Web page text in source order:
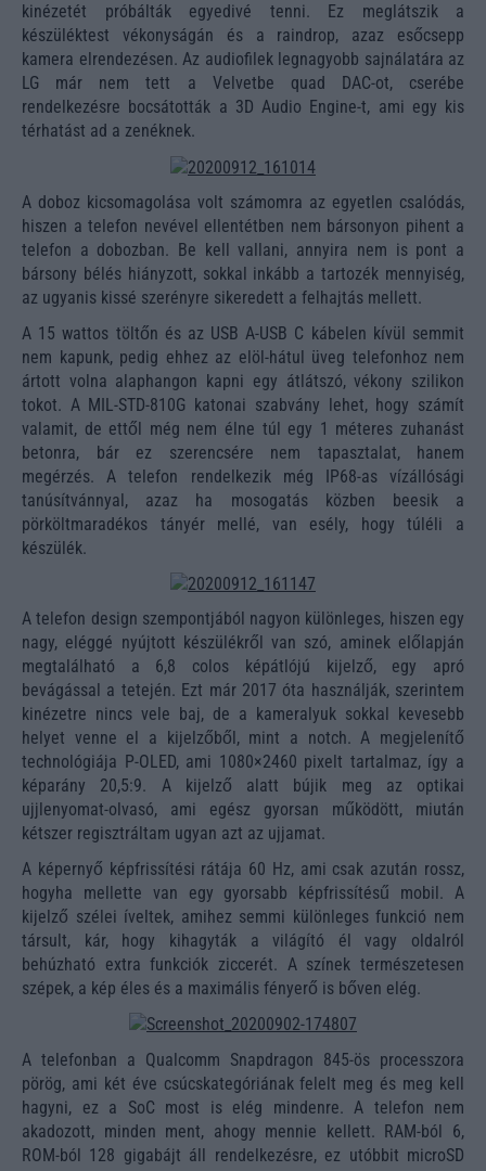
kinézetét próbálták egyedivé tenni. Ez meglátszik a
készüléktest vékonyságán és a raindrop, azaz esőcsepp
kamera elrendezésen. Az audiofilek legnagyobb sajnálatára az
LG már nem tett a Velvetbe quad DAC-ot, cserébe
rendelkezésre bocsátották a 3D Audio Engine-t, ami egy kis
térhatást ad a zenéknek.
A doboz kicsomagolása volt számomra az egyetlen csalódás,
hiszen a telefon nevével ellentétben nem bársonyon pihent a
telefon a dobozban. Be kell vallani, annyira nem is pont a
bársony bélés hiányzott, sokkal inkább a tartozék mennyiség,
az ugyanis kissé szerényre sikeredett a felhajtás mellett.
A 15 wattos töltőn és az USB A-USB C kábelen kívül semmit
nem kapunk, pedig ehhez az elöl-hátul üveg telefonhoz nem
ártott volna alaphangon kapni egy átlátszó, vékony szilikon
tokot. A MIL-STD-810G katonai szabvány lehet, hogy számít
valamit, de ettől még nem élne túl egy 1 méteres zuhanást
betonra, bár ez szerencsére nem tapasztalat, hanem
megérzés. A telefon rendelkezik még IP68-as vízállósági
tanúsítvánnyal, azaz ha mosogatás közben beesik a
pörköltmaradékos tányér mellé, van esély, hogy túléli a
készülék.
A telefon design szempontjából nagyon különleges, hiszen egy
nagy, eléggé nyújtott készülékről van szó, aminek előlapján
megtalálható a 6,8 colos képátlójú kijelző, egy apró
bevágással a tetején. Ezt már 2017 óta használják, szerintem
kinézetre nincs vele baj, de a kameralyuk sokkal kevesebb
helyet venne el a kijelzőből, mint a notch. A megjelenítő
technológiája P-OLED, ami 1080×2460 pixelt tartalmaz, így a
képarány 20,5:9. A kijelző alatt bújik meg az optikai
ujjlenyomat-olvasó, ami egész gyorsan működött, miután
kétszer regisztráltam ugyan azt az ujjamat.
A képernyő képfrissítési rátája 60 Hz, ami csak azután rossz,
hogyha mellette van egy gyorsabb képfrissítésű mobil. A
kijelző szélei íveltek, amihez semmi különleges funkció nem
társult, kár, hogy kihagyták a világító él vagy oldalról
behúzható extra funkciók ziccerét. A színek természetesen
szépek, a kép éles és a maximális fényerő is bőven elég.
A telefonban a Qualcomm Snapdragon 845-ös processzora
pörög, ami két éve csúcskategóriának felelt meg és meg kell
hagyni, ez a SoC most is elég mindenre. A telefon nem
akadozott, minden ment, ahogy mennie kellett. RAM-ból 6,
ROM-ból 128 gigabájt áll rendelkezésre, ez utóbbit microSD